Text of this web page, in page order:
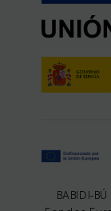
BABIDI-